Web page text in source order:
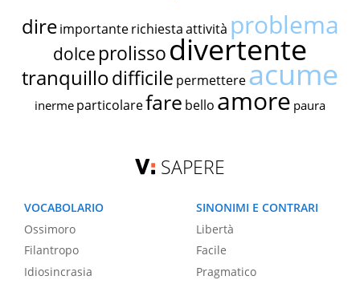
dire importante richiestaattività problema
dolce prolissodivertente
tranquillodifficile permettereacume
inerme particolarefare bello amore paura
SAPERE
VOCABOLARIO
Ossimoro
Filantropo
Idiosincrasia
SINONIMI E CONTRARI
Libertà
Facile
Pragmatico